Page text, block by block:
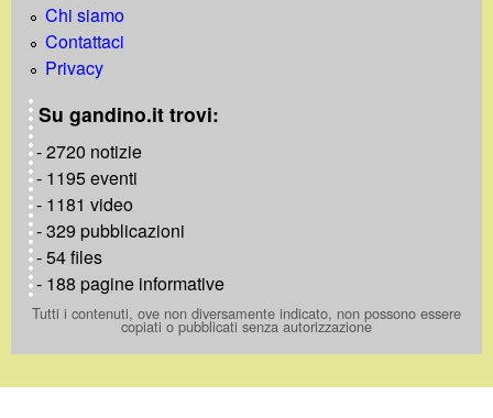
Chi siamo
Contattaci
Privacy
Su gandino.it trovi:
- 2720 notizie
- 1195 eventi
- 1181 video
- 329 pubblicazioni
- 54 files
- 188 pagine informative
Tutti i contenuti, ove non diversamente indicato, non possono essere
copiati o pubblicati senza autorizzazione